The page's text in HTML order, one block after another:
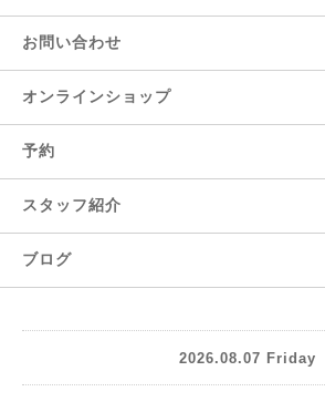
お問い合わせ
オンラインショップ
予約
スタッフ紹介
ブログ
2026.08.07 Friday